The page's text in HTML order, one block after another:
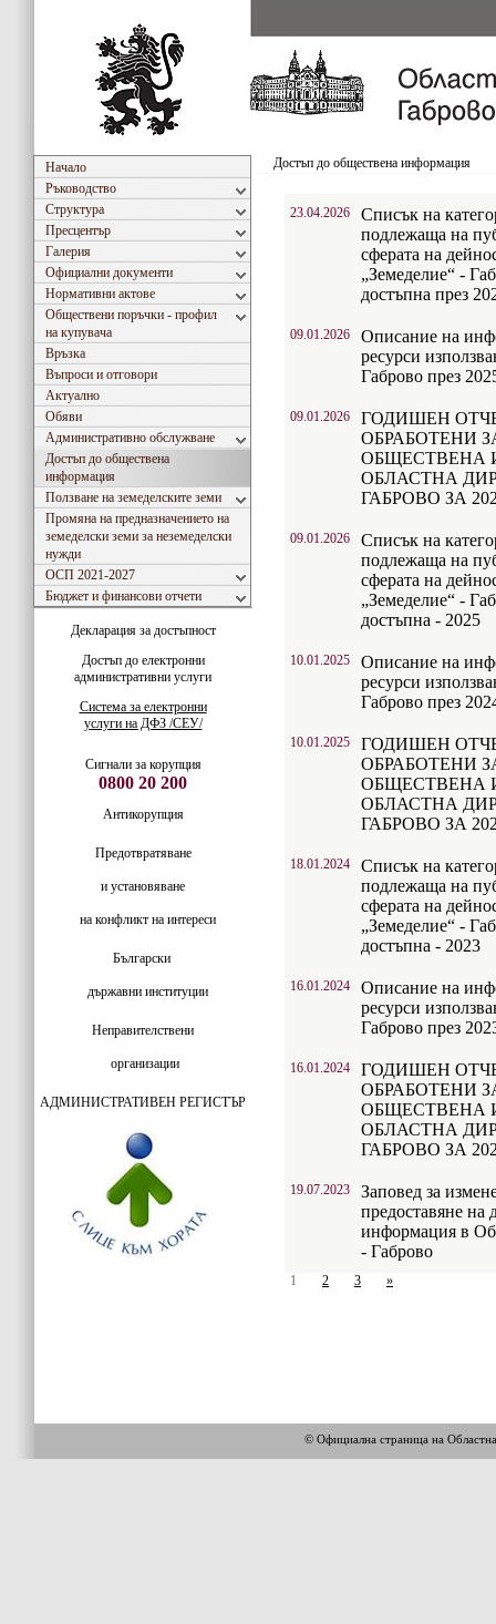
Начало
Ръководство
Структура
Пресцентър
Галерия
Официални документи
Нормативни актове
Обществени поръчки - профил
на купувача
Връзка
Въпроси и отговори
Актуално
Обяви
Административно обслужване
Достъп до обществена
информация
Ползване на земеделските земи
Промяна на предназначението на
земеделски земи за неземеделски
нужди
ОСП 2021-2027
Бюджет и финансови отчети
Декларация за достъпност
Достъп до електронни
административни услуги
Система за електронни
услуги на ДФЗ /СЕУ/
Сигнали за корупция
0800 20 200
Антикорупция
Предотвратяване
и установяване
на конфликт на интереси
Български
държавни институции
Неправителствени
организации
АДМИНИСТРАТИВЕН РЕГИСТЪР
Достъп до обществена информация
23.04.2026
Списък на
подлежаща на
сферата на
„Земеделие“ -
достъпна през
09.01.2026
Описание на
ресурси
Габрово през
09.01.2026
ГОДИШЕН
ОБРАБОТЕНИ
ОБЩЕСТВЕНА
ОБЛАСТНА
ГАБРОВО ЗА
09.01.2026
Списък на
подлежаща на
сферата на
„Земеделие“ -
достъпна - 2025
10.01.2025
Описание на
ресурси
Габрово през
10.01.2025
ГОДИШЕН
ОБРАБОТЕНИ
ОБЩЕСТВЕНА
ОБЛАСТНА
ГАБРОВО ЗА
18.01.2024
Списък на
подлежаща на
сферата на
„Земеделие“ -
достъпна - 2023
16.01.2024
Описание на
ресурси
Габрово през
16.01.2024
ГОДИШЕН
ОБРАБОТЕНИ
ОБЩЕСТВЕНА
ОБЛАСТНА
ГАБРОВО ЗА
19.07.2023
Заповед за
предоставяне на
информация в
- Габрово
1 2 3 »
© Официална страница на